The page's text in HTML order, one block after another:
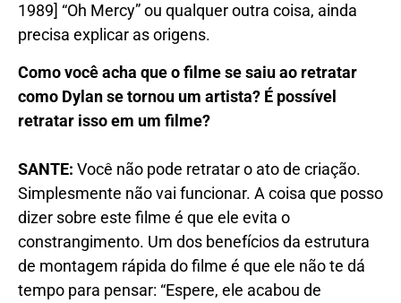
1989] “Oh Mercy” ou qualquer outra coisa, ainda
precisa explicar as origens.
Como você acha que o filme se saiu ao retratar
como Dylan se tornou um artista? É possível
retratar isso em um filme?
SANTE: Você não pode retratar o ato de criação.
Simplesmente não vai funcionar. A coisa que posso
dizer sobre este filme é que ele evita o
constrangimento. Um dos benefícios da estrutura
de montagem rápida do filme é que ele não te dá
tempo para pensar: “Espere, ele acabou de